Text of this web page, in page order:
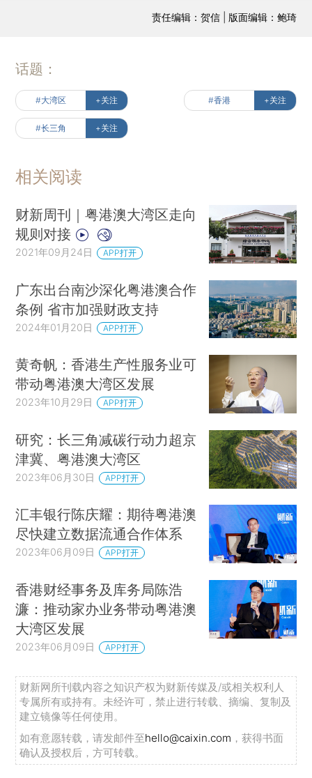
责任编辑：贺信 | 版面编辑：鲍琦
话题：
#大湾区 +关注 #香港 +关注
#长三角 +关注
相关阅读
财新周刊｜粤港澳大湾区走向
规则对接
2021年09月24日 APP打开
广东出台南沙深化粤港澳合作
条例 省市加强财政支持
2024年01月20日 APP打开
黄奇帆：香港生产性服务业可
带动粤港澳大湾区发展
2023年10月29日 APP打开
研究：长三角减碳行动力超京
津冀、粤港澳大湾区
2023年06月30日 APP打开
汇丰银行陈庆耀：期待粤港澳
尽快建立数据流通合作体系
2023年06月09日 APP打开
香港财经事务及库务局陈浩
濂：推动家办业务带动粤港澳
大湾区发展
2023年06月09日 APP打开
财新网所刊载内容之知识产权为财新传媒及/或相关权利人
专属所有或持有。未经许可，禁止进行转载、摘编、复制及
建立镜像等任何使用。
如有意愿转载，请发邮件至hello@caixin.com ，获得书面
确认及授权后，方可转载。